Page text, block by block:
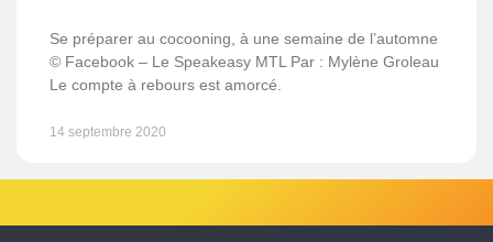
Se préparer au cocooning, à une semaine de l’automne
© Facebook – Le Speakeasy MTL Par : Mylène Groleau
Le compte à rebours est amorcé.
14 septembre 2020